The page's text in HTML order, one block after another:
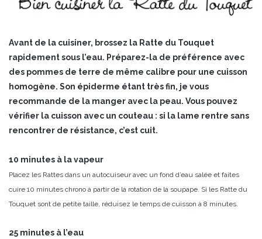
Avant de la cuisiner, brossez la Ratte du Touquet
rapidement sous l’eau. Préparez-la de préférence avec
des pommes de terre de même calibre pour une cuisson
homogène. Son épiderme étant très fin, je vous
recommande de la manger avec la peau. Vous pouvez
vérifier la cuisson avec un couteau : si la lame rentre sans
rencontrer de résistance, c’est cuit.
10 minutes à la vapeur
Placez les Rattes dans un autocuiseur avec un fond d’eau salée et faites
cuire 10 minutes chrono à partir de la rotation de la soupape. Si les Ratte du
Touquet sont de petite taille, réduisez le temps de cuisson à 8 minutes.
25 minutes à l’eau